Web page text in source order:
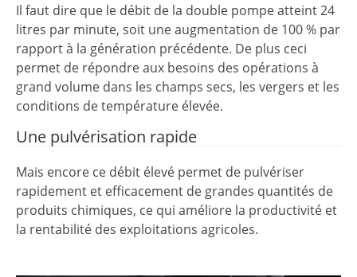
Il faut dire que le débit de la double pompe atteint 24
litres par minute, soit une augmentation de 100 % par
rapport à la génération précédente. De plus ceci
permet de répondre aux besoins des opérations à
grand volume dans les champs secs, les vergers et les
conditions de température élevée.
Une pulvérisation rapide
Mais encore ce débit élevé permet de pulvériser
rapidement et efficacement de grandes quantités de
produits chimiques, ce qui améliore la productivité et
la rentabilité des exploitations agricoles.